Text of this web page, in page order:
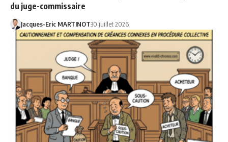
du juge-commissaire
Jacques-Eric MARTINOT30 juillet 2026